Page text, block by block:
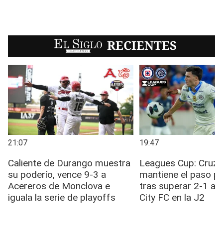
EL SIGLO RECIENTES